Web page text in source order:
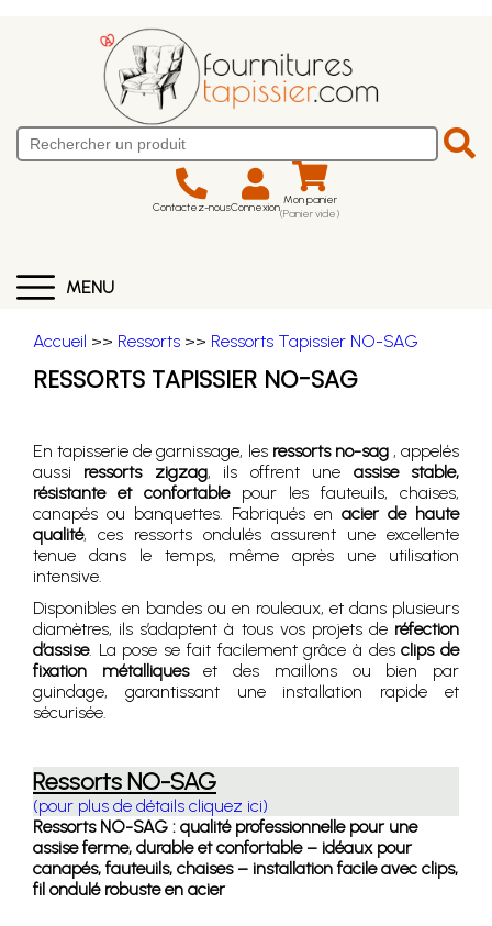
Contactez-nousConnexion Mon panier
(Panier vide)
MENU
Accueil >> Ressorts >> Ressorts Tapissier NO-SAG
RESSORTS TAPISSIER NO-SAG
En tapisserie de garnissage, les ressorts no-sag, appelés
aussi ressorts zigzag, ils offrent une assise stable,
résistante et confortablepour les fauteuils, chaises,
canapés ou banquettes. Fabriqués en acier de haute
qualité, ces ressorts ondulés assurent une excellente
tenue dans le temps, même après une utilisation
intensive.
Disponibles en bandes ou en rouleaux, et dans plusieurs
diamètres, ils s’adaptent à tous vos projets de réfection
d’assise. La pose se fait facilement grâce à desclips de
fixation métalliqueset des maillons ou bien par
guindage, garantissant une installation rapide et
sécurisée.
Ressorts NO-SAG
(pour plus de détails cliquez ici)
Ressorts NO-SAG : qualité professionnelle pour une
assise ferme, durable et confortable – idéaux pour
canapés, fauteuils, chaises – installation facile avec clips,
fil ondulé robuste en acier